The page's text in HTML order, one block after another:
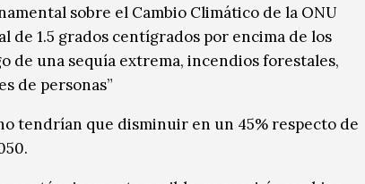
sobre el Cambio Climático de la ONU
de 1.5 grados centígrados por encima de los
de una sequía extrema, incendios forestales,
de personas”
tendrían que disminuir en un 45% respecto de